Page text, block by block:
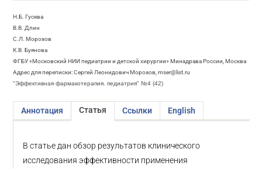
Н.Б. Гусева
В.В. Длин
С.Л. Морозов
К.В. Буянова
ФГБУ «Московский НИИ педиатрии и детской хирургии» Минздрава России, Москва
Адрес для переписки: Сергей Леонидович Морозов, mser@list.ru
"Эффективная фармакотерапия. педиатрия" №4 (42)
Аннотация Статья Ссылки English
В статье дан обзор результатов клинического
исследования эффективности применения